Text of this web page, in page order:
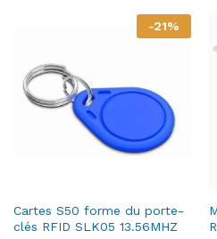
-21%
Cartes S50 forme du porte-
clés RFID SLK05 13.56MHZ